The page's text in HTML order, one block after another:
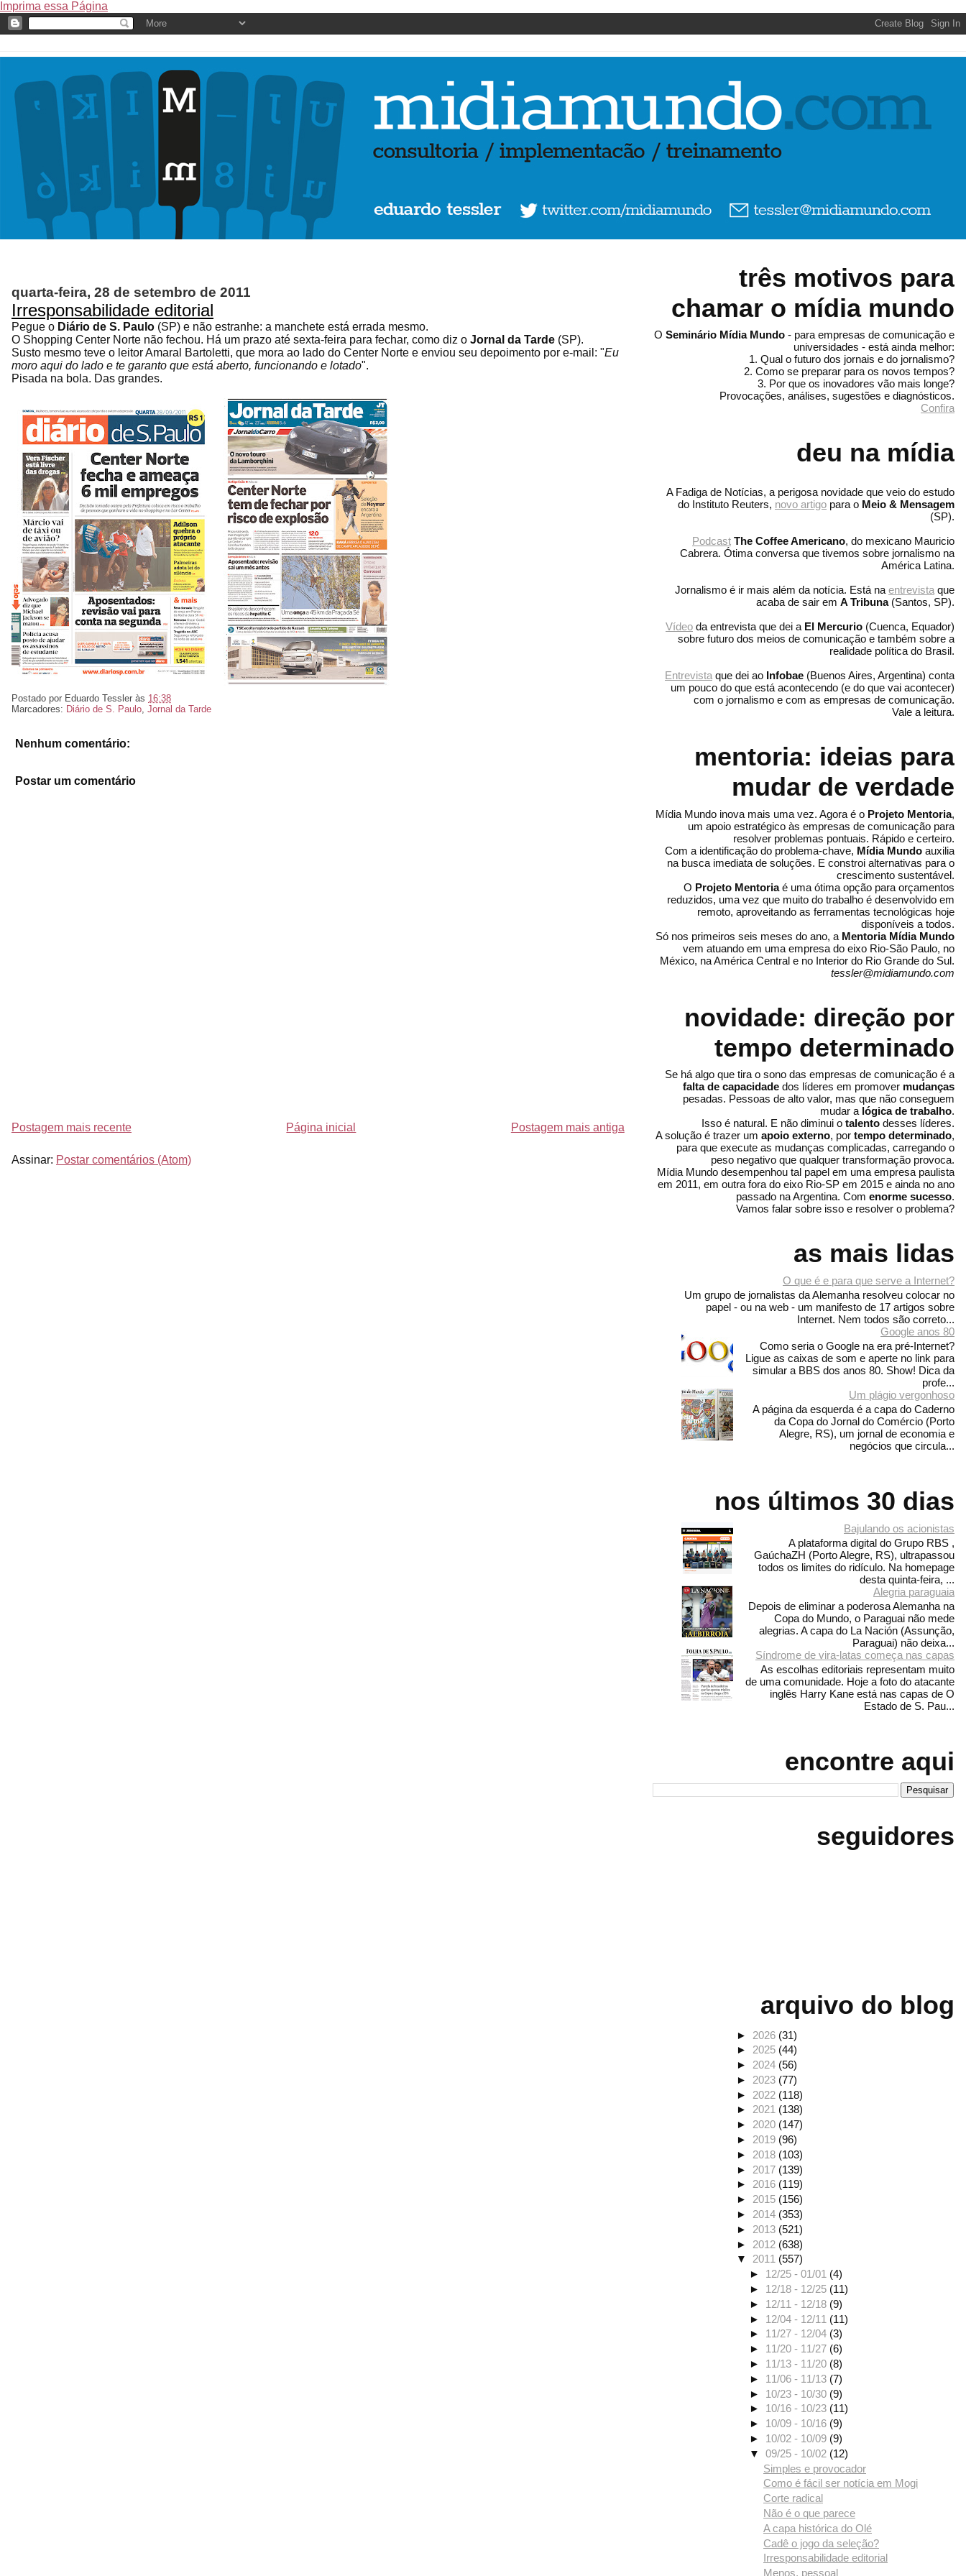
Imprima essa Página
quarta-feira, 28 de setembro de 2011
Irresponsabilidade editorial
Pegue o Diário de S. Paulo (SP) e não estranhe: a manchete está errada mesmo.
O Shopping Center Norte não fechou. Há um prazo até sexta-feira para fechar, como diz o Jornal da Tarde (SP).
Susto mesmo teve o leitor Amaral Bartoletti, que mora ao lado do Center Norte e enviou seu depoimento por e-mail: "Eu
moro aqui do lado e te garanto que está aberto, funcionando e lotado".
Pisada na bola. Das grandes.
Postado por Eduardo Tessler às 16:38
Marcadores: Diário de S. Paulo Jornal da Tarde
Nenhum comentário:
Postar um comentário
Postagem mais recente Postagem mais antiga
Página inicial
Assinar: Postar comentários (Atom)
três motivos para
chamar o mídia mundo
O Seminário Mídia Mundo - para empresas de comunicação e
universidades - está ainda melhor:
1. Qual o futuro dos jornais e do jornalismo?
2. Como se preparar para os novos tempos?
3. Por que os inovadores vão mais longe?
Provocações, análises, sugestões e diagnósticos.
Confira
deu na mídia
A Fadiga de Notícias, a perigosa novidade que veio do estudo
do Instituto Reuters, novo artigo para o Meio & Mensagem
(SP).
Podcast The Coffee Americano, do mexicano Mauricio
Cabrera. Ótima conversa que tivemos sobre jornalismo na
América Latina.
Jornalismo é ir mais além da notícia. Está na entrevista que
acaba de sair em A Tribuna(Santos, SP).
Vídeo da entrevista que dei a El Mercurio (Cuenca, Equador)
sobre futuro dos meios de comunicação e também sobre a
realidade política do Brasil.
Entrevista que dei ao Infobae (Buenos Aires, Argentina) conta
um pouco do que está acontecendo (e do que vai acontecer)
com o jornalismo e com as empresas de comunicação.
Vale a leitura.
mentoria: ideias para
mudar de verdade
Mídia Mundo inova mais uma vez. Agora é o Projeto Mentoria,
um apoio estratégico às empresas de comunicação para
resolver problemas pontuais. Rápido e certeiro.
Com a identificação do problema-chave, Mídia Mundo auxilia
na busca imediata de soluções. E constroi alternativas para o
crescimento sustentável.
O Projeto Mentoriaé uma ótima opção para orçamentos
reduzidos, uma vez que muito do trabalho é desenvolvido em
remoto, aproveitando as ferramentas tecnológicas hoje
disponíveis a todos.
Só nos primeiros seis meses do ano, a Mentoria Mídia Mundo
vem atuando em uma empresa do eixo Rio-São Paulo, no
México, na América Central e no Interior do Rio Grande do Sul.
tessler@midiamundo.com
novidade: direção por
tempo determinado
Se há algo que tira o sono das empresas de comunicação é a
falta de capacidade dos líderes em promover mudanças
pesadas. Pessoas de alto valor, mas que não conseguem
mudar a lógica de trabalho.
Isso é natural. E não diminui o talento desses líderes.
A solução é trazer um apoio externo, por tempo determinado,
para que execute as mudanças complicadas, carregando o
peso negativo que qualquer transformação provoca.
Mídia Mundo desempenhou tal papel em uma empresa paulista
em 2011, em outra fora do eixo Rio-SP em 2015 e ainda no ano
passado na Argentina. Com enorme sucesso.
Vamos falar sobre isso e resolver o problema?
as mais lidas
O que é e para que serve a Internet?
Um grupo de jornalistas da Alemanha resolveu colocar no
papel - ou na web - um manifesto de 17 artigos sobre
Internet. Nem todos são correto...
Google anos 80
Como seria o Google na era pré-Internet?
Ligue as caixas de som e aperte no link para
simular a BBS dos anos 80. Show! Dica da
profe...
Um plágio vergonhoso
A página da esquerda é a capa do Caderno
da Copa do Jornal do Comércio (Porto
Alegre, RS), um jornal de economia e
negócios que circula...
nos últimos 30 dias
Bajulando os acionistas
A plataforma digital do Grupo RBS ,
GaúchaZH (Porto Alegre, RS), ultrapassou
todos os limites do ridículo. Na homepage
desta quinta-feira, ...
Alegria paraguaia
Depois de eliminar a poderosa Alemanha na
Copa do Mundo, o Paraguai não mede
alegrias. A capa do La Nación (Assunção,
Paraguai) não deixa...
Síndrome de vira-latas começa nas capas
As escolhas editoriais representam muito
de uma comunidade. Hoje a foto do atacante
inglês Harry Kane está nas capas de O
Estado de S. Pau...
encontre aqui
seguidores
arquivo do blog
► 2026 (31)
► 2025 (44)
► 2024 (56)
► 2023 (77)
► 2022 (118)
►2021 (138)
► 2020 (147)
► 2019 (96)
► 2018 (103)
► 2017 (139)
►2016 (119)
► 2015 (156)
► 2014 (353)
► 2013 (521)
► 2012 (638)
▼2011 (557)
► 12/25 - 01/01 (4)
► 12/18 - 12/25 (11)
► 12/11 - 12/18 (9)
► 12/04 - 12/11 (11)
► 11/27 - 12/04 (3)
► 11/20 - 11/27 (6)
► 11/13 - 11/20 (8)
► 11/06 - 11/13 (7)
► 10/23 - 10/30 (9)
► 10/16 - 10/23 (11)
► 10/09 - 10/16 (9)
► 10/02 - 10/09 (9)
▼09/25 - 10/02 (12)
Simples e provocador
Como é fácil ser notícia em Mogi
Corte radical
Não é o que parece
A capa histórica do Olé
Cadê o jogo da seleção?
Irresponsabilidade editorial
Menos, pessoal